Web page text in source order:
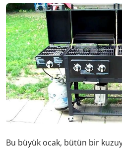
Bu büyük ocak, bütün bir